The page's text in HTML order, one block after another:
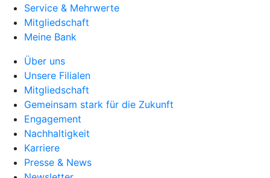
Service & Mehrwerte
Mitgliedschaft
Meine Bank
Über uns
Unsere Filialen
Mitgliedschaft
Gemeinsam stark für die Zukunft
Engagement
Nachhaltigkeit
Karriere
Presse & News